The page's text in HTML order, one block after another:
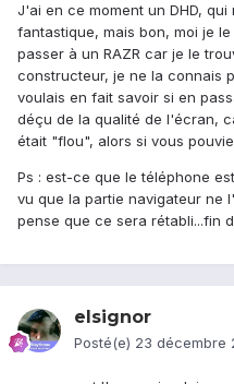
J'ai en ce moment un DHD,
fantastique, mais bon, moi je
passer à un RAZR car je le
constructeur, je ne la connais
voulais en fait savoir si en
déçu de la qualité de l'écran,
était "flou", alors si vous
Ps : est-ce que le téléphone
vu que la partie navigateur ne
pense que ce sera rétabli...fin
elsignor
Posté(e) 23 décembre